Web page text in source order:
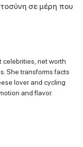
σε μέρη που
net worth
She transforms facts
lover and cycling
and flavor.